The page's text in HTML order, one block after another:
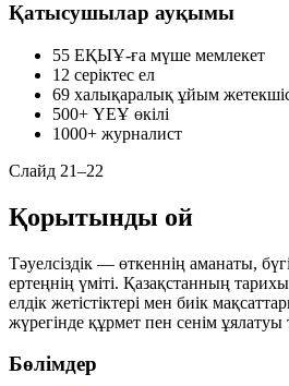
Қатысушылар ауқымы
55 ЕҚЫҰ-ға мүше мемлекет
12 серіктес ел
69 халықаралық ұйым
500+ ҮЕҰ өкілі
1000+ журналист
Слайд 21–22
Қорытынды ой
Тәуелсіздік — өткеннің аманаты,
ертеңнің үміті. Қазақстанның
елдік жетістіктері мен биік
жүрегінде құрмет пен сенім ұялатуы
Бөлімдер